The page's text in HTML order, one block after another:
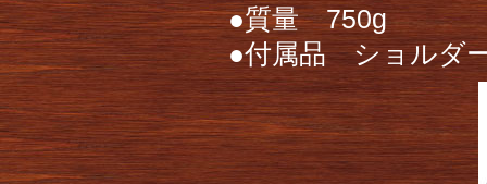
●質量 750g
●付属品 ショルダ